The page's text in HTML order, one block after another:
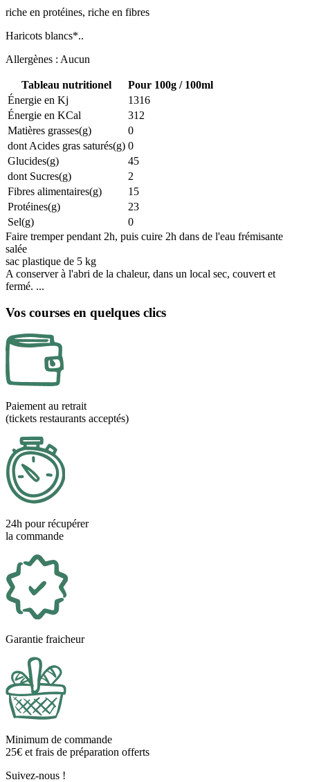
riche en protéines, riche en fibres
Haricots blancs*..
Allergènes : Aucun
Tableau nutritionel
Pour 100g / 100ml
Énergie en Kj
1316
Énergie en KCal
312
Matières grasses(g)
0
dont Acides gras saturés(g) 0
Glucides(g)
45
dont Sucres(g)
2
Fibres alimentaires(g)
15
Protéines(g)
23
Sel(g)
0
Faire tremper pendant 2h, puis cuire 2h dans de l'eau frémisante
salée
sac plastique de 5 kg
A conserver à l'abri de la chaleur, dans un local sec, couvert et
fermé. ...
Vos courses en quelques clics
Paiement au retrait
(tickets restaurants acceptés)
24h pour récupérer
la commande
Garantie fraicheur
Minimum de commande
25€ et frais de préparation offerts
Suivez-nous !